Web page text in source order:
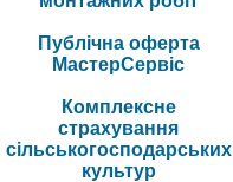
Публічна оферта
МастерСервіс
Комплексне
страхування
сільськогосподарських
культур